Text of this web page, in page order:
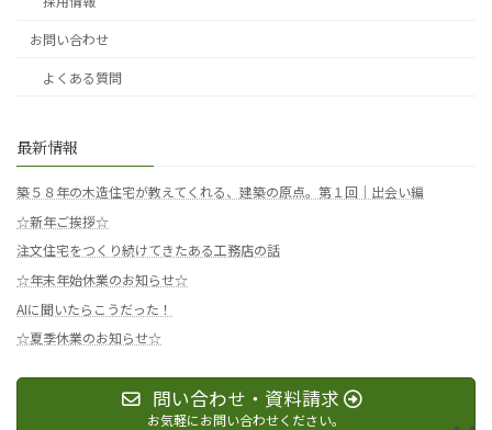
お問い合わせ
よくある質問
最新情報
築５８年の木造住宅が教えてくれる、建築の原点。第１回｜出会い編
☆新年ご挨拶☆
注文住宅をつくり続けてきたある工務店の話
☆年末年始休業のお知らせ☆
AIに聞いたらこうだった！
☆夏季休業のお知らせ☆
問い合わせ・資料請求
お気軽にお問い合わせください。